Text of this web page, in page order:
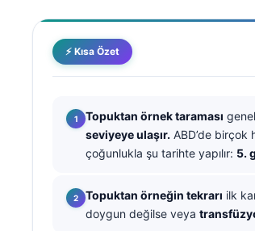
⚡ Kısa Özet
Topuktan örnek taraması
seviyeye ulaşır. ABD’de birçok
çoğunlukla şu tarihte yapılır: 5.
Topuktan örneğin tekrarı ilk
doygun değilse veya